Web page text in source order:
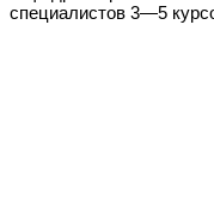
специалистов 3—5